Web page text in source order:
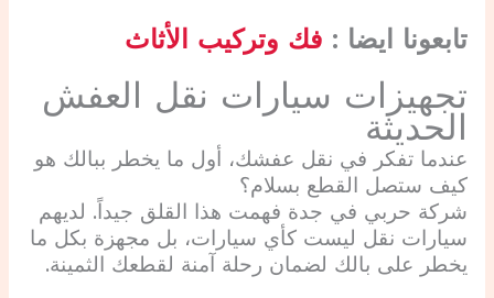
تابعونا ايضا : فك وتركيب الأثاث
تجهيزات سيارات نقل العفش
الحديثة
عندما تفكر في نقل عفشك، أول ما يخطر ببالك هو
كيف ستصل القطع بسلام؟
شركة حربي في جدة فهمت هذا القلق جيداً. لديهم
سيارات نقل ليست كأي سيارات، بل مجهزة بكل ما
يخطر على بالك لضمان رحلة آمنة لقطعك الثمينة.